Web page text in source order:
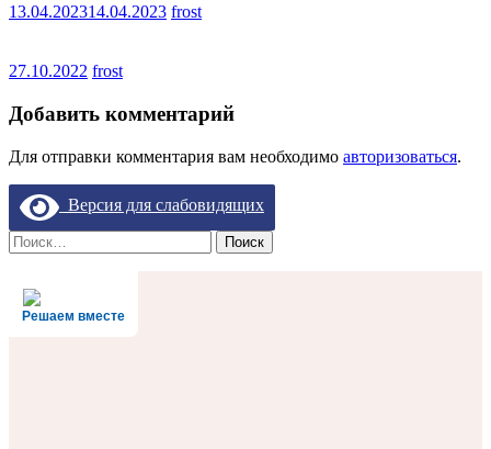
13.04.202314.04.2023 frost
27.10.2022 frost
Добавить комментарий
Для отправки комментария вам необходимо авторизоваться.
Версия для слабовидящих
Найти:
Решаем вместе